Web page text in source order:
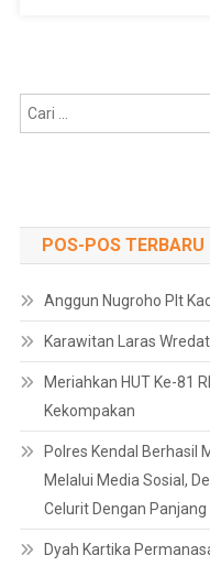
POS-POS TERBARU
Anggun Nugroho Plt
Karawitan Laras
Meriahkan HUT Ke-81
Kekompakan
Polres Kendal Berhasil
Melalui Media Sosial,
Celurit Dengan
Dyah Kartika